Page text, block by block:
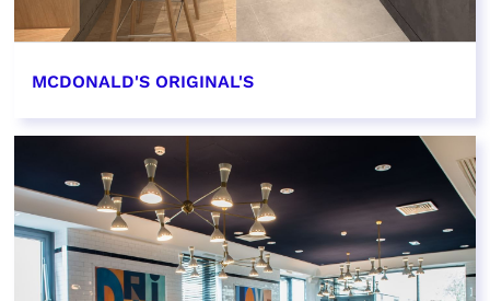
MCDONALD'S ORIGINAL'S
EN SAVOIR PLUS